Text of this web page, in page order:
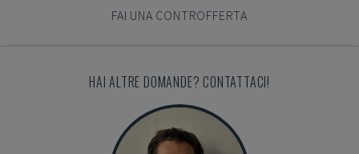
FAI UNA CONTROFFERTA
HAI ALTRE DOMANDE? CONTATTACI!